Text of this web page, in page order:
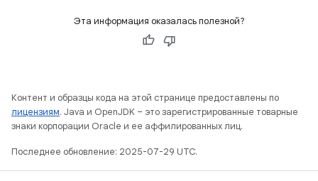
Эта информация оказалась полезной?
Контент и образцы кода на этой странице предоставлены по
лицензиям. Java и OpenJDK – это зарегистрированные товарные
знаки корпорации Oracle и ее аффилированных лиц.
Последнее обновление: 2025-07-29 UTC.